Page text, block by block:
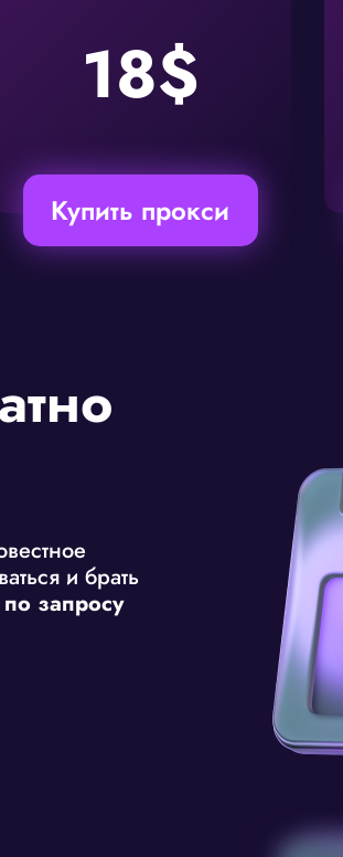
18$
Купить прокси
и брать
запросу